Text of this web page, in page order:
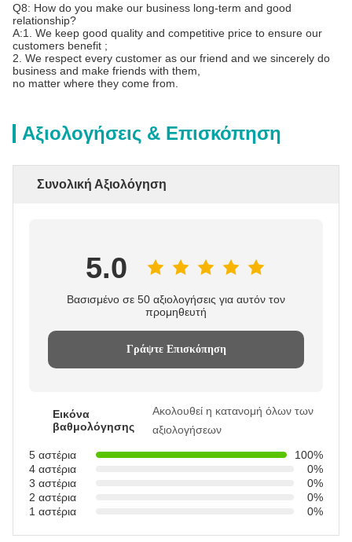
Q8: How do you make our business long-term and good
relationship?
A:1. We keep good quality and competitive price to ensure our
customers benefit ;
2. We respect every customer as our friend and we sincerely do
business and make friends with them,
no matter where they come from.
Αξιολογήσεις & Επισκόπηση
Συνολική Αξιολόγηση
5.0
Βασισμένο σε 50 αξιολογήσεις για αυτόν τον
προμηθευτή
Γράψτε Επισκόπηση
Εικόνα
βαθμολόγησης
Ακολουθεί η κατανομή όλων των
αξιολογήσεων
5 αστέρια
100%
4 αστέρια
0%
3 αστέρια
0%
2 αστέρια
0%
1 αστέρια
0%